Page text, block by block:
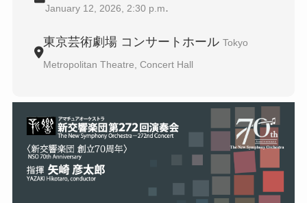
January 12, 2026, 2:30 p.m.
東京芸術劇場 コンサートホールTokyo
Metropolitan Theatre, Concert Hall